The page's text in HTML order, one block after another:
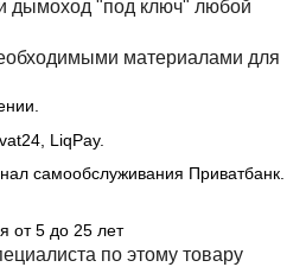
дымоход "под ключ" любой
материалами для
LiqPay.
самообслуживания Приватбанк.
от 5 до 25 лет
по этому товару